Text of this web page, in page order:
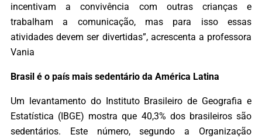
incentivam a convivência com outras crianças e
trabalham a comunicação, mas para isso essas
atividades devem ser divertidas”, acrescenta a professora
Vania
Brasil é o país mais sedentário da América Latina
Um levantamento do Instituto Brasileiro de Geografia e
Estatística (IBGE) mostra que 40,3% dos brasileiros são
sedentários. Este número, segundo a Organização